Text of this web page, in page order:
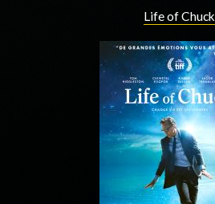
Life of Chuck